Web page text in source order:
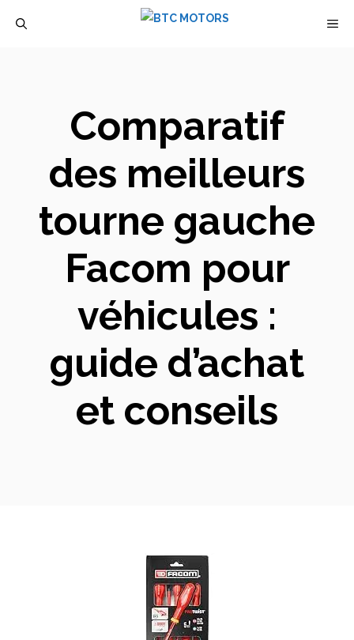
Comparatif
des meilleurs
tourne gauche
Facom pour
véhicules :
guide d’achat
et conseils